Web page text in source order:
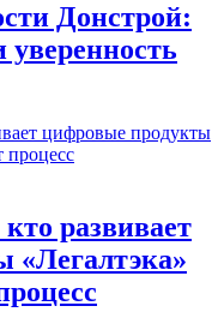
Донстрой:
развивает
«Легалтэка»